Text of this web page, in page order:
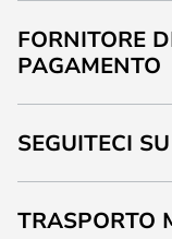
FORNITORE
PAGAMENTO
SEGUITECI SU
TRASPORTO